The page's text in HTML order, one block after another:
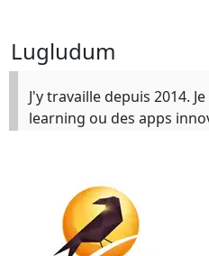
Lugludum
J'y travaille depuis 2014.
learning ou des apps